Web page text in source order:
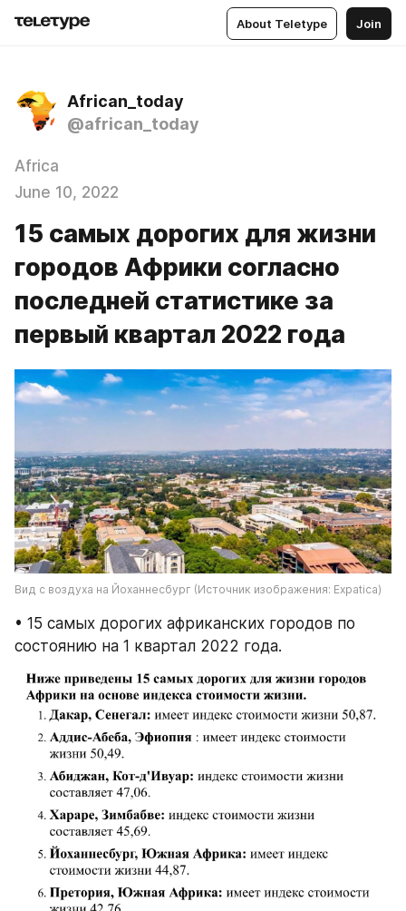
About Teletype Join
African_today
@african_today
Africa
June 10, 2022
15 самых дорогих для жизни
городов Африки согласно
последней статистике за
первый квартал 2022 года
Вид с воздуха на Йоханнесбург (Источник изображения: Expatica)
• 15 самых дорогих африканских городов по
состоянию на 1 квартал 2022 года.